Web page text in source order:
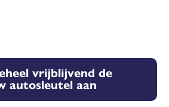
vrijblijvend de
autosleutel aan